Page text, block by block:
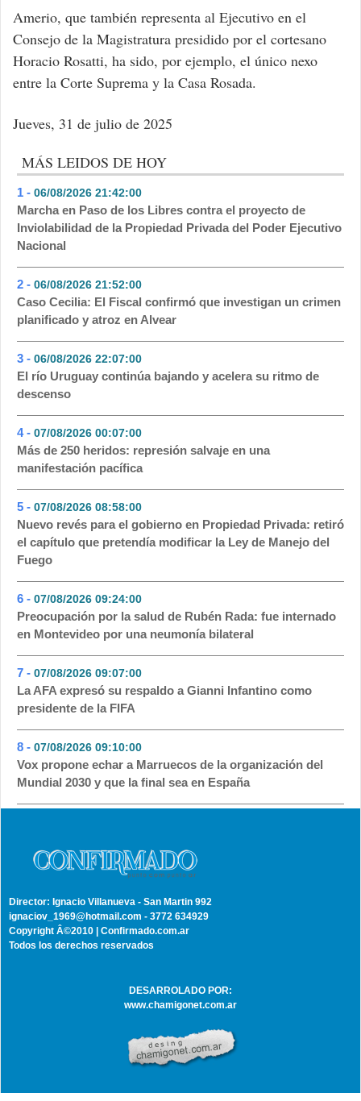
Amerio, que también representa al Ejecutivo en el
Consejo de la Magistratura presidido por el cortesano
Horacio Rosatti, ha sido, por ejemplo, el único nexo
entre la Corte Suprema y la Casa Rosada.
Jueves, 31 de julio de 2025
MÁS LEIDOS DE HOY
1 - 06/08/2026 21:42:00
Marcha en Paso de los Libres contra el proyecto de
Inviolabilidad de la Propiedad Privada del Poder Ejecutivo
Nacional
2 - 06/08/2026 21:52:00
Caso Cecilia: El Fiscal confirmó que investigan un crimen
planificado y atroz en Alvear
3 - 06/08/2026 22:07:00
El río Uruguay continúa bajando y acelera su ritmo de
descenso
4 - 07/08/2026 00:07:00
Más de 250 heridos: represión salvaje en una
manifestación pacífica
5 - 07/08/2026 08:58:00
Nuevo revés para el gobierno en Propiedad Privada: retiró
el capítulo que pretendía modificar la Ley de Manejo del
Fuego
6 - 07/08/2026 09:24:00
Preocupación por la salud de Rubén Rada: fue internado
en Montevideo por una neumonía bilateral
7 - 07/08/2026 09:07:00
La AFA expresó su respaldo a Gianni Infantino como
presidente de la FIFA
8 - 07/08/2026 09:10:00
Vox propone echar a Marruecos de la organización del
Mundial 2030 y que la final sea en España
Director: Ignacio Villanueva - San Martin 992
ignaciov_1969@hotmail.com - 3772 634929
Copyright Â©2010 | Confirmado.com.ar
Todos los derechos reservados
DESARROLADO POR:
www.chamigonet.com.ar